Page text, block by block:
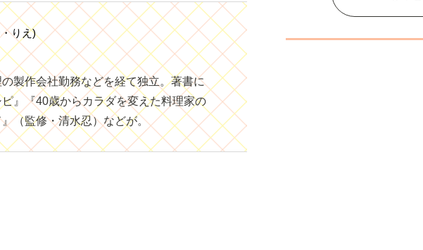
りえ)
製作会社勤務などを経て独立。著書に
』『40歳からカラダを変えた料理家の
（監修・清水忍）などが。